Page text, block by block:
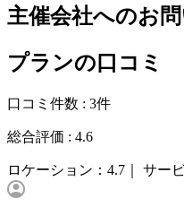
主催会社へのお
プランの口コミ
口コミ件数 : 3件
総合評価 : 4.6
ロケーション： 4.7｜ サー